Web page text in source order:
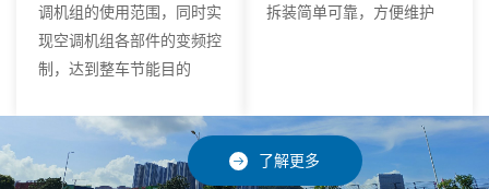
调机组的使用范围，同时实
现空调机组各部件的变频控
制，达到整车节能目的
拆装简单可靠，方便维护
了解更多